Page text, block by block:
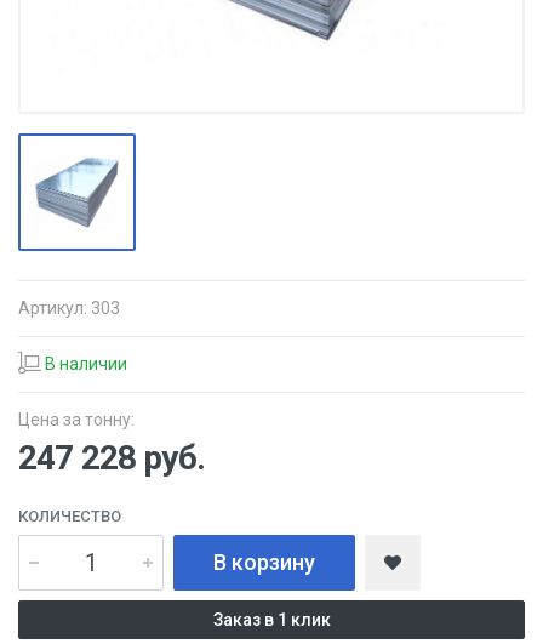
Артикул: 303
В наличии
Цена за тонну:
247 228 руб.
КОЛИЧЕСТВО
В корзину
Заказ в 1 клик